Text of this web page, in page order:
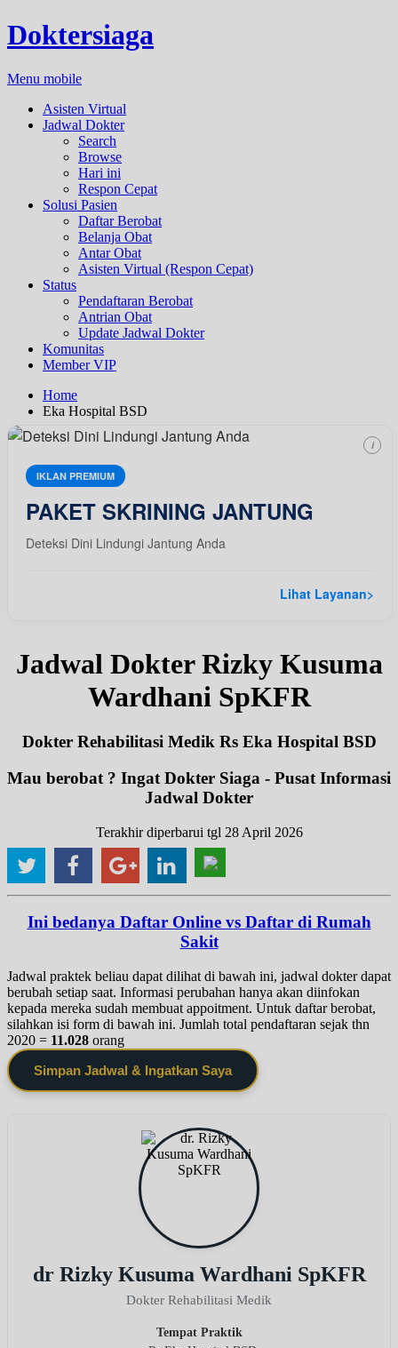
Doktersiaga
Menu mobile
Asisten Virtual
Jadwal Dokter
Search
Browse
Hari ini
Respon Cepat
Solusi Pasien
Daftar Berobat
Belanja Obat
Antar Obat
Asisten Virtual (Respon Cepat)
Status
Pendaftaran Berobat
Antrian Obat
Update Jadwal Dokter
Komunitas
Member VIP
Home
Eka Hospital BSD
IKLAN PREMIUM
PAKET SKRINING JANTUNG
Deteksi Dini Lindungi Jantung Anda
Lihat Layanan>
i
Jadwal Dokter Rizky Kusuma
Wardhani SpKFR
Dokter Rehabilitasi Medik Rs Eka Hospital BSD
Mau berobat ? Ingat Dokter Siaga - Pusat Informasi
Jadwal Dokter
Terakhir diperbarui tgl 28 April 2026
Ini bedanya Daftar Online vs Daftar di Rumah
Sakit
Jadwal praktek beliau dapat dilihat di bawah ini, jadwal dokter dapat
berubah setiap saat. Informasi perubahan hanya akan diinfokan
kepada mereka sudah membuat appoitment. Untuk daftar berobat,
silahkan isi form di bawah ini. Jumlah total pendaftaran sejak thn
2020 = 11.028 orang
Simpan Jadwal & Ingatkan Saya
dr Rizky Kusuma Wardhani SpKFR
Dokter Rehabilitasi Medik
Tempat Praktik